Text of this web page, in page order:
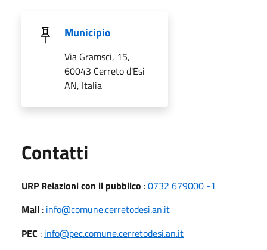
Municipio
Via Gramsci, 15,
60043 Cerreto d'Esi
AN, Italia
Contatti
URP Relazioni con il pubblico :0732 679000 -1
Mail : info@comune.cerretodesi.an.it
PEC : info@pec.comune.cerretodesi.an.it